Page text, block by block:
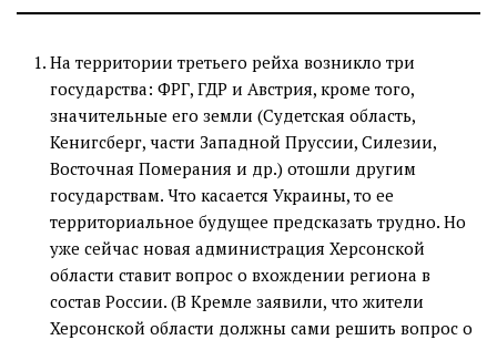
На территории третьего рейха возникло три
государства: ФРГ, ГДР и Австрия, кроме того,
значительные его земли (Судетская область,
Кенигсберг, части Западной Пруссии, Силезии,
Восточная Померания и др.) отошли другим
государствам. Что касается Украины, то ее
территориальное будущее предсказать трудно. Но
уже сейчас новая администрация Херсонской
области ставит вопрос о вхождении региона в
состав России. (В Кремле заявили, что жители
Херсонской области должны сами решить вопрос о